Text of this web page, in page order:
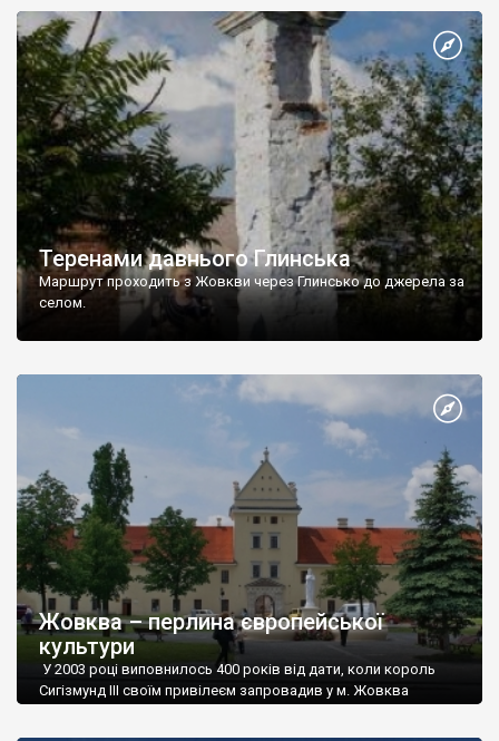
Теренами давнього Глинська
Маршрут проходить з Жовкви через Глинсько до джерела за
селом.
Жовква – перлина європейської
культури
У 2003 році виповнилось 400 років від дати, коли король
Сигізмунд III своїм привілеєм запровадив у м. Жовква